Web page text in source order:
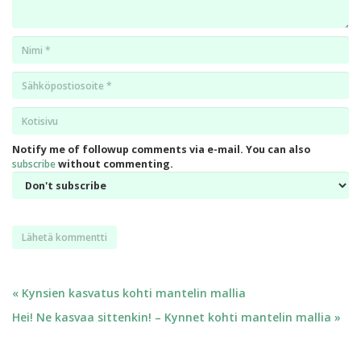
Notify me of followup comments via e-mail. You can also
subscribewithout commenting.
Artikkelien
« Kynsien kasvatus kohti mantelin mallia
Hei! Ne kasvaa sittenkin! – Kynnet kohti mantelin mallia »